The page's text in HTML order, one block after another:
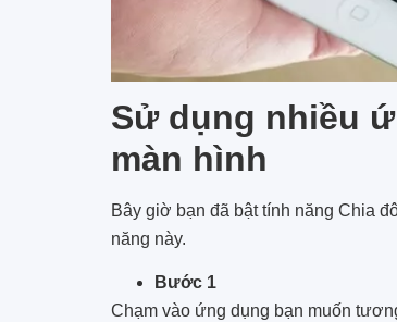
Sử dụng nhiều
màn hình
Bây giờ bạn đã bật tính năng Chia
năng này.
Bước 1
Chạm vào ứng dụng bạn muốn